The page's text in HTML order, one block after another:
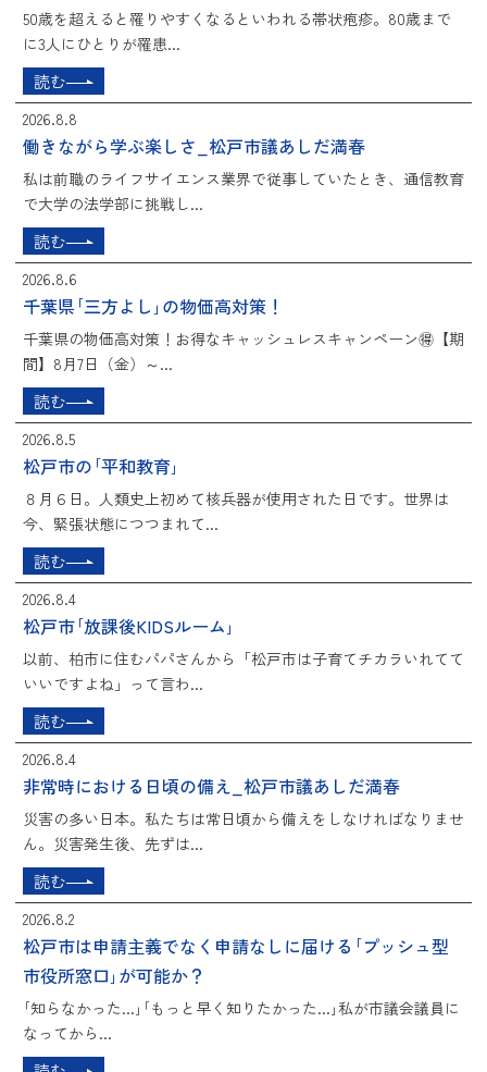
50歳を超えると罹りやすくなるといわれる帯状疱疹。80歳まで
に3人にひとりが罹患...
読む
2026.8.8
働きながら学ぶ楽しさ_松戸市議あしだ満春
私は前職のライフサイエンス業界で従事していたとき、通信教育
で大学の法学部に挑戦し...
読む
2026.8.6
千葉県｢三方よし｣の物価高対策！
千葉県の物価高対策！お得なキャッシュレスキャンペーン🉐【期
間】8月7日（金）～...
読む
2026.8.5
松戸市の｢平和教育｣
８月６日。人類史上初めて核兵器が使用された日です。世界は
今、緊張状態につつまれて...
読む
2026.8.4
松戸市｢放課後KIDSルーム｣
以前、柏市に住むパパさんから「松戸市は子育てチカラいれてて
いいですよね」って言わ...
読む
2026.8.4
非常時における日頃の備え_松戸市議あしだ満春
災害の多い日本。私たちは常日頃から備えをしなければなりませ
ん。災害発生後、先ずは...
読む
2026.8.2
松戸市は申請主義でなく申請なしに届ける｢プッシュ型
市役所窓口｣が可能か？
｢知らなかった...｣｢もっと早く知りたかった...｣私が市議会議員に
なってから...